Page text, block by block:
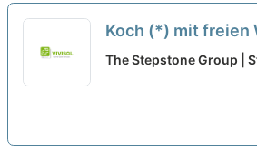
Koch (*) mit freien
in Stuttgart bei
The Stepstone Group |